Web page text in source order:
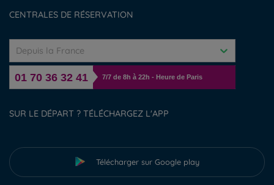
CENTRALES DE RÉSERVATION
Depuis la France
01 70 36 32 41 7/7 de 8h à 22h - Heure de Paris
SUR LE DÉPART ? TÉLÉCHARGEZ L'APP
Télécharger sur Google play